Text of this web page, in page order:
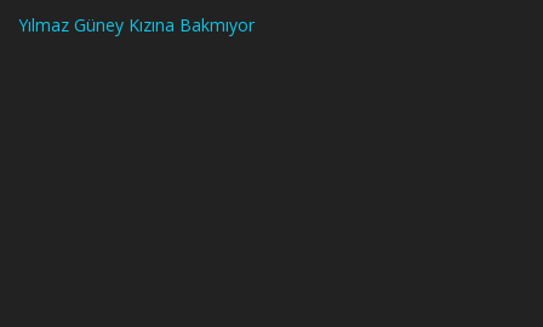
Yılmaz Güney Kızına Bakmıyor